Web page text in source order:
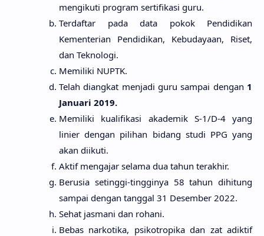
mengikuti program sertifikasi guru.
Terdaftar pada data pokok Pendidikan
Kementerian Pendidikan, Kebudayaan, Riset,
dan Teknologi.
Memiliki NUPTK.
Telah diangkat menjadi guru sampai dengan 1
Januari 2019.
Memiliki kualifikasi akademik S-1/D-4 yang
linier dengan pilihan bidang studi PPG yang
akan diikuti.
Aktif mengajar selama dua tahun terakhir.
Berusia setinggi-tingginya 58 tahun dihitung
sampai dengan tanggal 31 Desember 2022.
Sehat jasmani dan rohani.
Bebas narkotika, psikotropika dan zat adiktif